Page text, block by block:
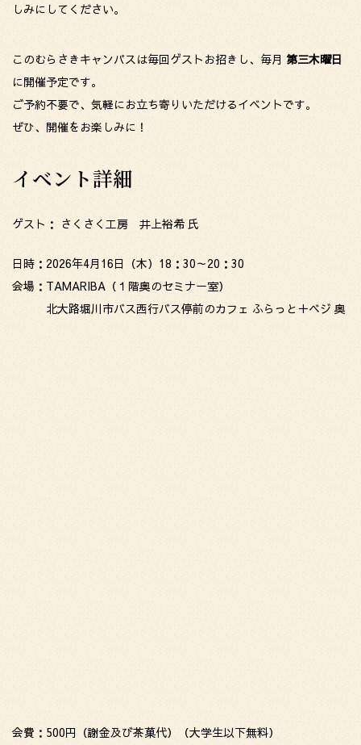
しみにしてください。
このむらさきキャンパスは毎回ゲストお招きし、毎月 第三木曜日
に開催予定です。
ご予約不要で、気軽にお立ち寄りいただけるイベントです。
ぜひ、開催をお楽しみに！
イベント詳細
ゲスト： さくさく工房 井上裕希 氏
日時：2026年4月16日（木）18：30～20：30
会場：TAMARIBA（１階奥のセミナー室）
北大路堀川市バス西行バス停前のカフェ ふらっと＋ベジ 奥
会費：500円（謝金及び茶菓代）（大学生以下無料）